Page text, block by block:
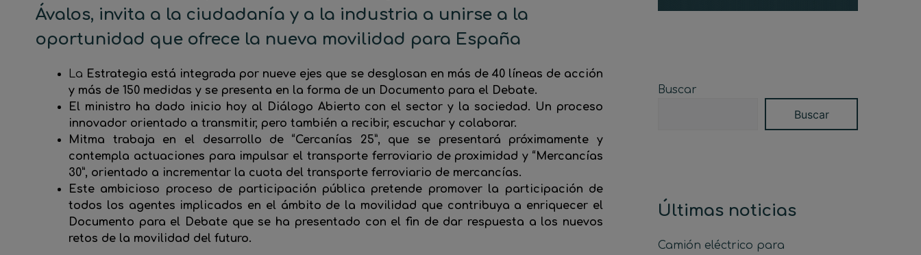
Ávalos, invita a la ciudadanía y a la industria a unirse a la
oportunidad que ofrece la nueva movilidad para España
La Estrategia está integrada por nueve ejes que se desglosan en más de 40 líneas de acción
y más de 150 medidas y se presenta en la forma de un Documento para el Debate.
El ministro ha dado inicio hoy al Diálogo Abierto con el sector y la sociedad. Un proceso
innovador orientado a transmitir, pero también a recibir, escuchar y colaborar.
Mitma trabaja en el desarrollo de “Cercanías 25”, que se presentará próximamente y
contempla actuaciones para impulsar el transporte ferroviario de proximidad y “Mercancías
30”, orientado a incrementar la cuota del transporte ferroviario de mercancías.
Este ambicioso proceso de participación pública pretende promover la participación de
todos los agentes implicados en el ámbito de la movilidad que contribuya a enriquecer el
Documento para el Debate que se ha presentado con el fin de dar respuesta a los nuevos
retos de la movilidad del futuro.
Buscar
Buscar
Últimas noticias
Camión eléctrico para